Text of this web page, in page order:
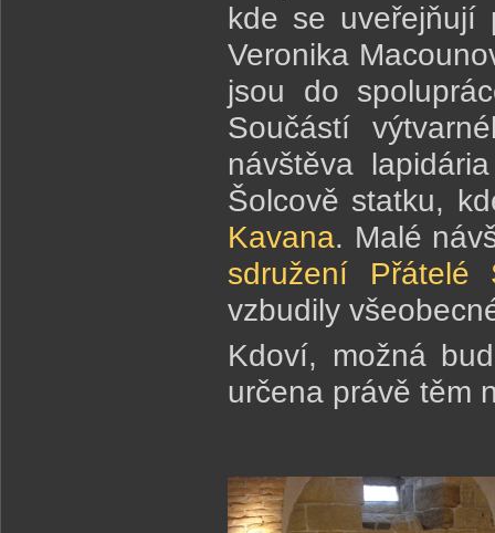
kde se uveřejňují
Veronika
jsou do
Součástí
návštěva
Šolcově statku,
Kavana. Malé
sdružení Přátelé
vzbudily
Kdoví, možná
určena právě těm